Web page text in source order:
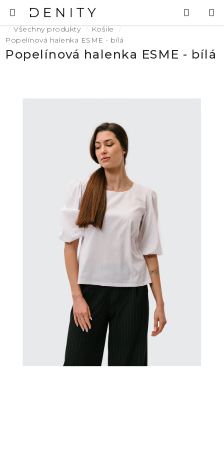
na
obsah
Hledat
Domů
Všechny produkty
Košile
Popelínová halenka ESME - bílá
Popelínová halenka ESME - bílá